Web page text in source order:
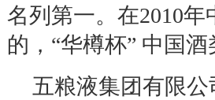
名列第一。在2010年
的， “华樽杯” 中国酒
五粮液集团有限